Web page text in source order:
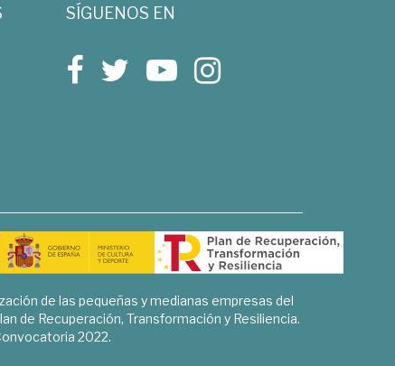
SÍGUENOS EN
de las pequeñas y medianas empresas del
de Recuperación, Transformación y Resiliencia.
2022.